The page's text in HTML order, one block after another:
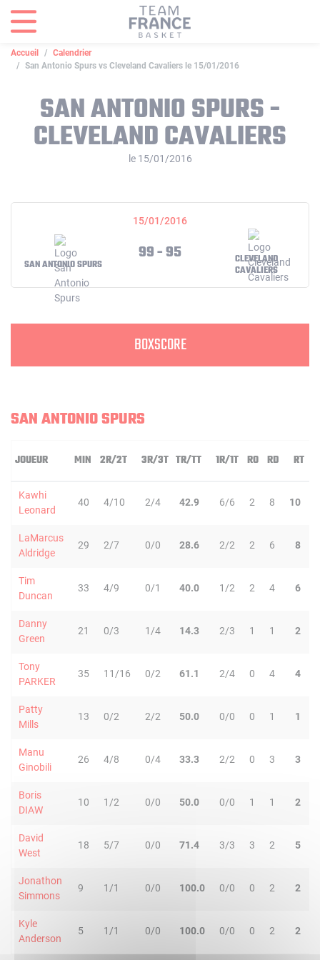
Accueil
Calendrier
San Antonio Spurs vs Cleveland Cavaliers le 15/01/2016
SAN ANTONIO SPURS -
CLEVELAND CAVALIERS
le 15/01/2016
15/01/2016
SAN ANTONIO SPURS
99 - 95
CLEVELAND
CAVALIERS
BOXSCORE
SAN ANTONIO SPURS
JOUEUR MIN 2R/2T 3R/3T TR/TT 1R/1T RO RD RT
Kawhi
Leonard
40 4/10 2/4 42.9 6/6 2 8 10
LaMarcus
Aldridge
29 2/7 0/0 28.6 2/2 2 6 8
Tim
Duncan
33 4/9 0/1 40.0 1/2 2 4 6
Danny
Green
21 0/3 1/4 14.3 2/3 1 1 2
Tony
PARKER
35 11/16 0/2 61.1 2/4 0 4 4
Patty
Mills
13 0/2 2/2 50.0 0/0 0 1 1
Manu
Ginobili
26 4/8 0/4 33.3 2/2 0 3 3
Boris
DIAW
10 1/2 0/0 50.0 0/0 1 1 2
David
West
18 5/7 0/0 71.4 3/3 3 2 5
Jonathon
Simmons
9 1/1 0/0 100.0 0/0 0 2 2
Kyle
Anderson
5 1/1 0/0 100.0 0/0 0 2 2
Panneau de gestion des cookies